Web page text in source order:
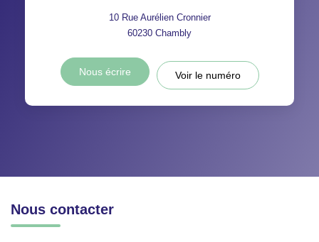
10 Rue Aurélien Cronnier
60230 Chambly
Nous écrire Voir le numéro
Nous contacter